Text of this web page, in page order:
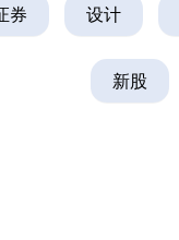
券 设计
新股